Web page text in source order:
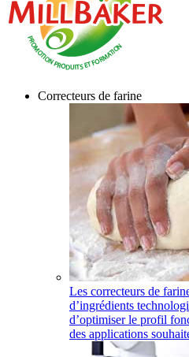
Correcteurs de farine
Les correcteurs de
d’ingrédients
d’optimiser le profil
des applications